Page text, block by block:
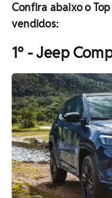
Confira abaixo o
vendidos:
1º - Jeep